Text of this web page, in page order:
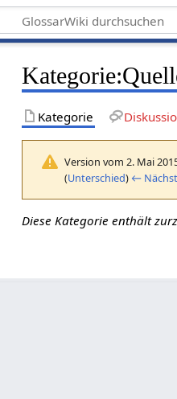
Kategorie:
Kategorie
Version vom 2. Mai
(Unterschied) ←
Diese Kategorie enthält